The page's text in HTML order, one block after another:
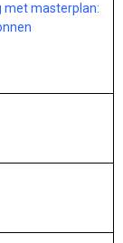
met masterplan: